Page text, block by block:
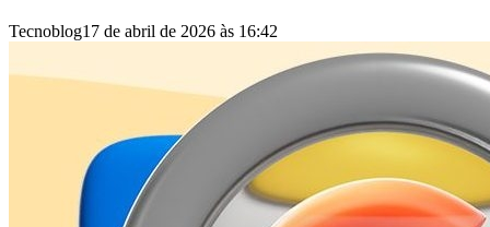
Tecnoblog17 de abril de 2026 às 16:42